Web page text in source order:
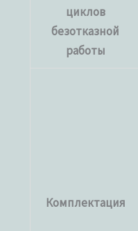
циклов
безотказной
работы
Комплектация